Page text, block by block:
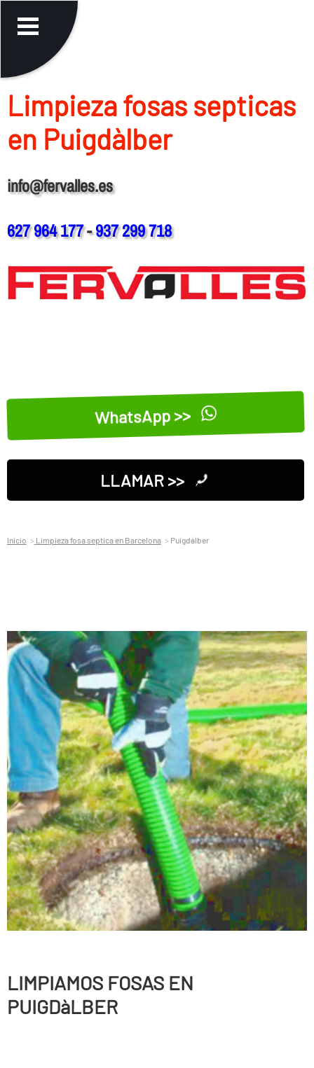
Limpieza fosas septicas
en Puigdàlber
info@fervalles.es
627 964 177-937 299 718
WhatsApp >>
LLAMAR >>
Inicio Limpieza fosa septica en Barcelona Puigdàlber
LIMPIAMOS FOSAS EN
PUIGDàLBER